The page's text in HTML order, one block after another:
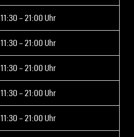
11:30 – 21:00 Uhr
11:30 – 21:00 Uhr
11:30 – 21:00 Uhr
11:30 – 21:00 Uhr
11:30 – 21:00 Uhr